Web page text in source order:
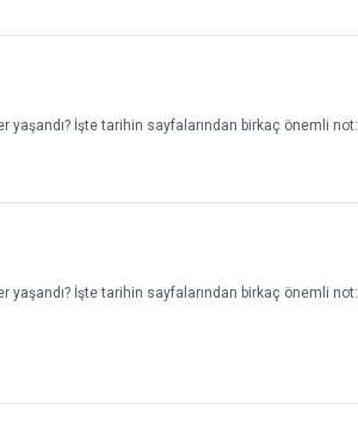
yaşandı? İşte tarihin sayfalarından birkaç önemli not:
yaşandı? İşte tarihin sayfalarından birkaç önemli not: